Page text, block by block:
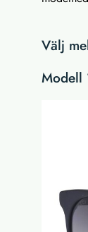
Välj
Modell